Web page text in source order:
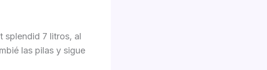
splendid 7 litros, al
las pilas y sigue